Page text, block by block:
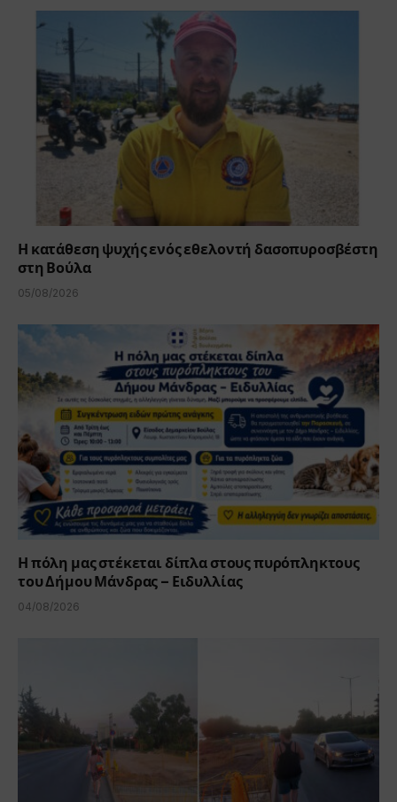
Η κατάθεση ψυχής ενός εθελοντή δασοπυροσβέστη
στη Βούλα
05/08/2026
Η πόλη μας στέκεται δίπλα στους πυρόπληκτους
του Δήμου Μάνδρας – Ειδυλλίας
04/08/2026